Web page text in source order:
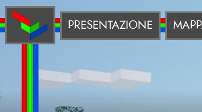
PRESENTAZIONE